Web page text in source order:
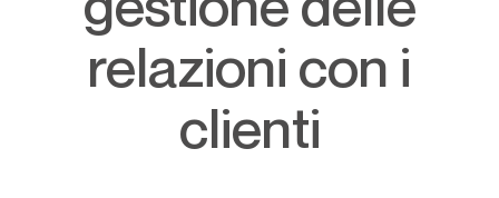
relazioni con i
clienti